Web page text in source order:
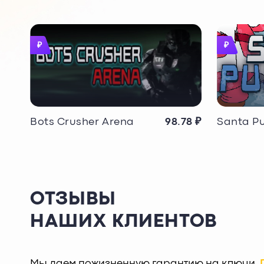
₽
Bots Crusher Arena 98.78 ₽
₽
Santa
ОТЗЫВЫ
НАШИХ КЛИЕНТОВ